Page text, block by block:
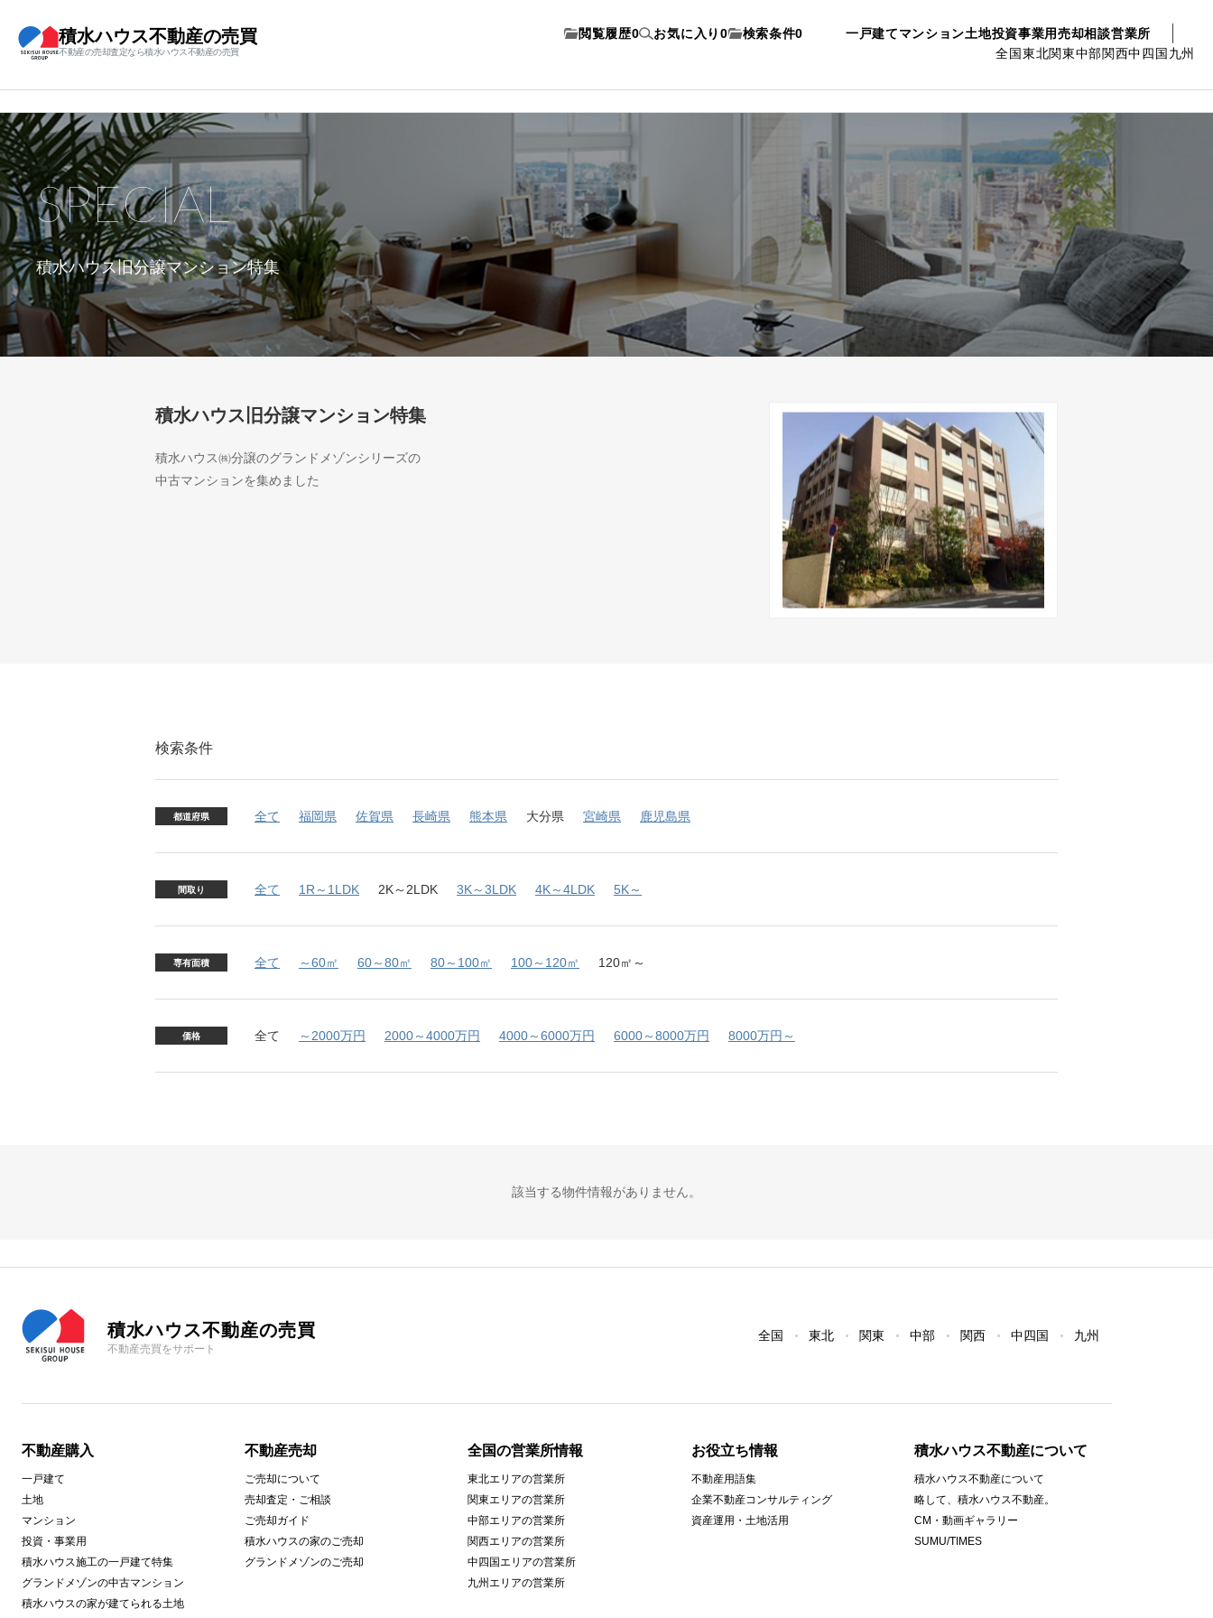
積水ハウス不動産の売買
不動産の売却査定なら積水ハウス不動産の売買
一戸建てマンション土地投資事業用売却相談営業所
全国東北関東中部関西中四国九州
閲覧履歴0 お気に入り 0 検索条件0
積水ハウス旧分譲マンション特集
SPECIAL
積水ハウス旧分譲マンション特集
積水ハウス㈱分譲のグランドメゾンシリーズの
中古マンションを集めました
検索条件
都道府県 全て 福岡県 佐賀県 長崎県 熊本県 大分県 宮崎県 鹿児島県
間取り 全て 1R～1LDK 2K～2LDK 3K～3LDK 4K～4LDK 5K～
専有面積 全て ～60㎡ 60～80㎡ 80～100㎡ 100～120㎡ 120㎡～
価格 全て ～2000万円 2000～4000万円 4000～6000万円 6000～8000万円 8000万円～
該当する物件情報がありません。
積水ハウス不動産の売買
不動産売買をサポート
全国 東北 関東 中部 関西 中四国 九州
不動産購入
一戸建て
土地
マンション
投資・事業用
積水ハウス施工の一戸建て特集
グランドメゾンの中古マンション
積水ハウスの家が建てられる土地
不動産売却
ご売却について
売却査定・ご相談
ご売却ガイド
積水ハウスの家のご売却
グランドメゾンのご売却
全国の営業所情報
東北エリアの営業所
関東エリアの営業所
中部エリアの営業所
関西エリアの営業所
中四国エリアの営業所
九州エリアの営業所
お役立ち情報
不動産用語集
企業不動産コンサルティング
資産運用・土地活用
積水ハウス不動産について
積水ハウス不動産について
略して、積水ハウス不動産。
CM・動画ギャラリー
SUMU/TIMES